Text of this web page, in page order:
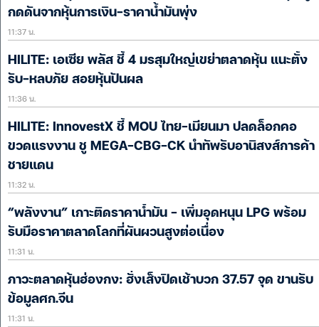
กดดันจากหุ้นการเงิน-ราคาน้ำมันพุ่ง
11:37 น.
HILITE: เอเซีย พลัส ชี้ 4 มรสุมใหญ่เขย่าตลาดหุ้น แนะตั้ง
รับ-หลบภัย สอยหุ้นปันผล
11:36 น.
HILITE: InnovestX ชี้ MOU ไทย-เมียนมา ปลดล็อกคอ
ขวดแรงงาน ชู MEGA-CBG-CK นำทัพรับอานิสงส์การค้า
ชายแดน
11:32 น.
“พลังงาน” เกาะติดราคาน้ำมัน – เพิ่มอุดหนุน LPG พร้อม
รับมือราคาตลาดโลกที่ผันผวนสูงต่อเนื่อง
11:31 น.
ภาวะตลาดหุ้นฮ่องกง: ฮั่งเส็งปิดเช้าบวก 37.57 จุด ขานรับ
ข้อมูลศก.จีน
11:31 น.